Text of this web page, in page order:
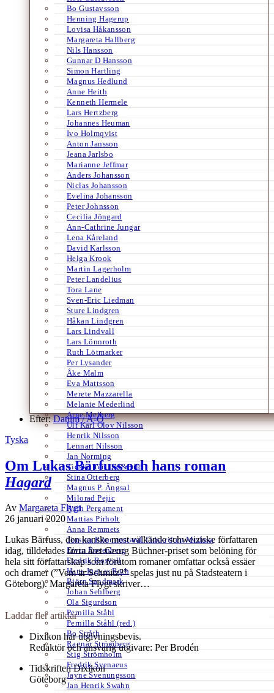
Bo Gustavsson
Henning Hagerup
Lovisa Håkansson
Margareta Hallberg
Nils Hansson
Gunnar D Hansson
Simon Hartling
Magnus Hedlund
Anne Heith
Kenneth Hermele
Lars Hertzberg
Johannes Heuman
Ivo Holmqvist
Anton Jansson
Jeana Jarlsbo
Marianne Jeffmar
Anders Johansson
Niclas Johansson
Evelina Johansson
Peter Johnsson
Cecilia Jöngard
Ann-Cathrine Jungar
Lena Kåreland
David Karlsson
Helga Krook
Martin Lagerholm
Peter Landelius
Tora Lane
Sven-Eric Liedman
Sture Lindgren
Håkan Lindgren
Lars Lindvall
Lars Lönnroth
Ruth Lötmarker
Per Lysander
Åke Malm
Eva Mattsson
Merete Mazzarella
Melanie Mederlind
Arne Melberg
Ulf Karl Olov Nilsson
Henrik Nilsson
Lennart Nilsson
Jan Norming
Tidskriften Ord&Bild
Stina Otterberg
Magnus P. Ängsal
Milorad Pejic
Ruth Pergament
Mattias Pirholt
Anna Remmets
Torsten Rönnerstrand Tidskriften Medusa
Ervin Rosenberg
Fredrik Rosvall
Hans-Ingvar Roth
Björn Sandmark
Johan Sehlberg
Ola Sigurdson
Pernilla Ståhl
Pernilla Ståhl (red.)
Bo Stråth
Ragnar Strömberg
Stig Strömholm
Fredrik Svenaeus
Jayne Svenungsson
Jan Henrik Swahn
Efter:Datum /A-Ö
Tyska
Om Lukas Bärfuss och hans roman
Hagard
Av Margareta Flygt
26 januari 2020
Lukas Bärfuss, den kanske mest välkände schweiziske författaren
idag, tilldelades förra året Georg Büchner-priset som belöning för
hela sitt författarskap som förutom romaner omfattar också essäer
och dramer (”Vem är Schmitz?” spelas just nu på Stadsteatern i
Göteborg). Margareta Flygt skriver…
Laddar fler artiklar
Dixikon har utgivningsbevis.
Redaktör och ansvarig utgivare: Per Brodén
Tidskriften Dixikon
Göteborg